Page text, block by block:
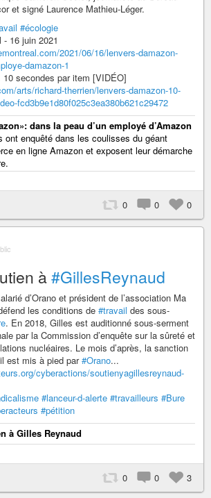
et signé Laurence Mathieu-Léger.
#écologie
16 juin 2021
2021/06/16/lenvers-damazon-
damazon-1
secondes par item [VIDÉO]
arts/richard-therrien/lenvers-damazon-10-
fcd3b9e1d80f025c3ea380b621c29472
dans la peau d’un employé d’Amazon
ont enquêté dans les coulisses du géant
en ligne Amazon et exposent leur démarche
0 0 0
à#GillesReynaud
d’Orano et président de l’association Ma
les conditions de #travail des sous-
. En 2018, Gilles est auditionné sous-serment
par la Commission d’enquête sur la sûreté et
nucléaires. Le mois d’après, la sanction
est mis à pied par#Orano...
cyberactions/soutienyagillesreynaud-
#lanceur-d-alerte #travailleurs #Bure
#pétition
à Gilles Reynaud
0 0 3